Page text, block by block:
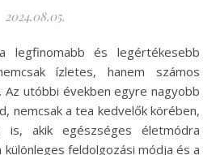
2024.08.05.
ízletes, hanem számos
Az utóbbi években egyre nagyobb
nemcsak a tea kedvelők körében,
is, akik egészséges életmódra
feldolgozási módja és a